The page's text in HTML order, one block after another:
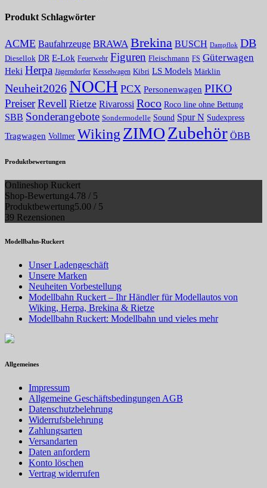
Produkt Schlagwörter
ACME Baufahrzeuge BRAWA Brekina BUSCH Dampflok DB
Diesellok DR E-Lok Feuerwehr Figuren Fleischmann FS Güterwagen
Heki Herpa Jägerndorfer Kesselwagen Kibri LS Models Märklin
Neuheit2026NOCH PCX Personenwagen PIKO
PreiserRevell Rietze Rivarossi Roco Roco line ohne Bettung
SBB Sonderangebote Sondermodelle Sound Spur N Sudexpress
Tragwagen Vollmer Wiking ZIMOZubehör ÖBB
Produktbewertungen
Onlineshop Ruckert
Shop-Bewertung4.78 / 5
Produktbewertung5.00 / 5
39 Rezensionen
Modellbahn-Ruckert
Unser Ladengeschäft
Unsere Marken
Neuheiten Vorbestellung
Modellbahn Ruckert – Ihr Händler für Modellautos von
Wiking, Herpa, Brekina & Rietze
Modellbahn Ruckert: Modellbahn und vieles mehr
Allgemeines
Impressum
Allgemeine Geschäftsbedingungen AGB
Datenschutzbelehrung
Widerrufsbelehrung
Zahlungsarten
Versandarten
Daten anfordern
Konto löschen
Vertrag widerrufen